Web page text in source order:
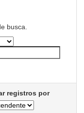
busca.
registros por